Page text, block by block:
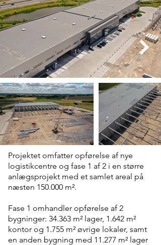
Projektet omfatter opførelse af nye
logistikcentre og fase 1 af 2 i en større
anlægsprojekt med et samlet areal på
næsten 150.000 m².
Fase 1 omhandler opførelse af 2
bygninger: 34.363 m² lager, 1.642 m²
kontor og 1.755 m² øvrige lokaler, samt
en anden bygning med 11.277 m² lager